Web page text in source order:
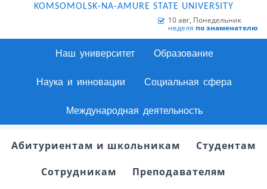
KOMSOMOLSK-NA-AMURE STATE UNIVERSITY
10 авг, Понедельник
неделя по знаменателю
Наш университет Образование
Наука и инновации Социальная сфера
Международная деятельность
Абитуриентам и школьникам
Студентам
Сотрудникам
Преподавателям